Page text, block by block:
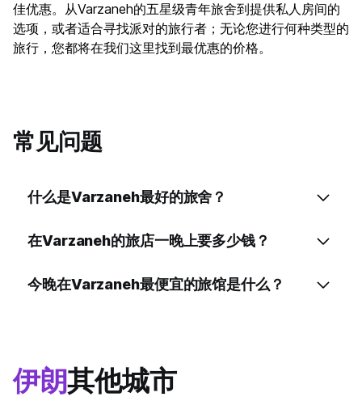
佳优惠。从Varzaneh的五星级青年旅舍到提供私人房间的
选项，或者适合寻找派对的旅行者；无论您进行何种类型的
旅行，您都将在我们这里找到最优惠的价格。
常见问题
什么是Varzaneh最好的旅舍？
在Varzaneh的旅店一晚上要多少钱？
今晚在Varzaneh最便宜的旅馆是什么？
伊朗其他城市